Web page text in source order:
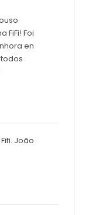
FiFi! Foi
en
João